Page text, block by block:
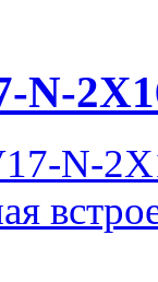
N-
N-